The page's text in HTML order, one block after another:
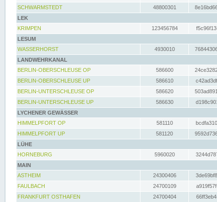
SCHWARMSTEDT
48800301
LEK
KRIMPEN
123456784
LESUM
WASSERHORST
4930010
LANDWEHRKANAL
BERLIN-OBERSCHLEUSE OP
586600
BERLIN-OBERSCHLEUSE UP
586610
BERLIN-UNTERSCHLEUSE OP
586620
BERLIN-UNTERSCHLEUSE UP
586630
LYCHENER GEWÄSSER
HIMMELPFORT OP
581110
HIMMELPFORT UP
581120
LÜHE
HORNEBURG
5960020
MAIN
ASTHEIM
24300406
FAULBACH
24700109
FRANKFURT OSTHAFEN
24700404